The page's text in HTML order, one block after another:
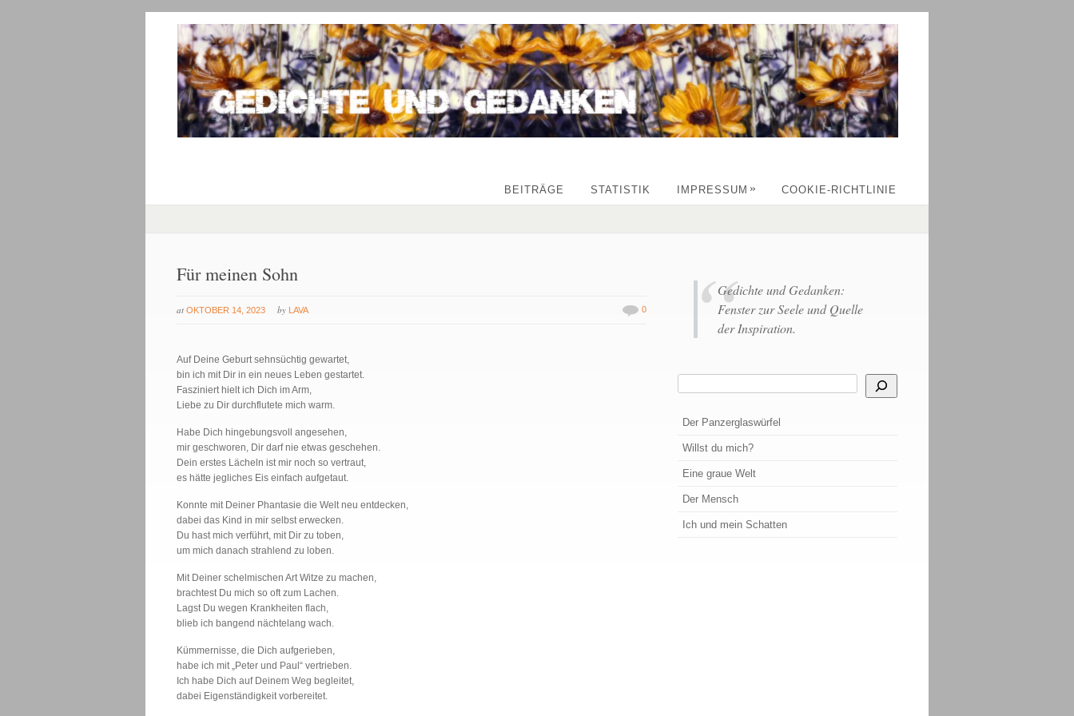
BEITRÄGE STATISTIK IMPRESSUM » COOKIE-RICHTLINIE
Für meinen Sohn
at OKTOBER 14, 2023 by LAVA 0
Auf Deine Geburt sehnsüchtig gewartet,
bin ich mit Dir in ein neues Leben gestartet.
Fasziniert hielt ich Dich im Arm,
Liebe zu Dir durchflutete mich warm.
Habe Dich hingebungsvoll angesehen,
mir geschworen, Dir darf nie etwas geschehen.
Dein erstes Lächeln ist mir noch so vertraut,
es hätte jegliches Eis einfach aufgetaut.
Konnte mit Deiner Phantasie die Welt neu entdecken,
dabei das Kind in mir selbst erwecken.
Du hast mich verführt, mit Dir zu toben,
um mich danach strahlend zu loben.
Mit Deiner schelmischen Art Witze zu machen,
brachtest Du mich so oft zum Lachen.
Lagst Du wegen Krankheiten flach,
blieb ich bangend nächtelang wach.
Kümmernisse, die Dich aufgerieben,
habe ich mit „Peter und Paul“ vertrieben.
Ich habe Dich auf Deinem Weg begleitet,
dabei Eigenständigkeit vorbereitet.
Gedichte und Gedanken:
Fenster zur Seele und Quelle
der Inspiration.
Der Panzerglaswürfel
Willst du mich?
Eine graue Welt
Der Mensch
Ich und mein Schatten